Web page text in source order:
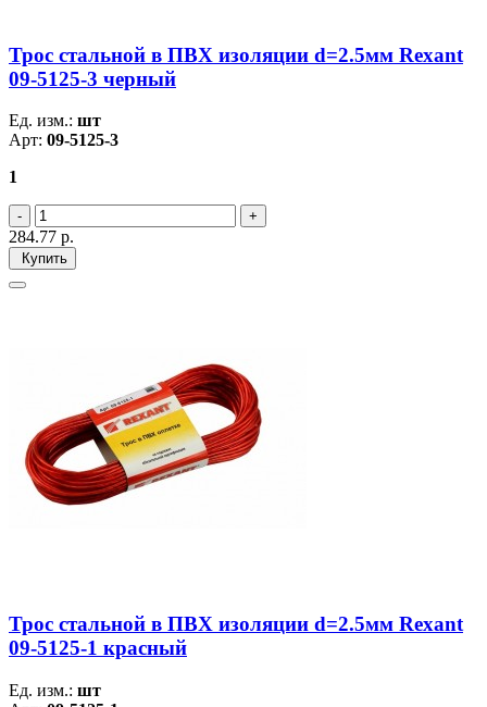
Трос стальной в ПВХ изоляции d=2.5мм Rexant
09-5125-3 черный
Ед. изм.: шт
Арт: 09-5125-3
1
284.77 р.
Купить
Трос стальной в ПВХ изоляции d=2.5мм Rexant
09-5125-1 красный
Ед. изм.: шт